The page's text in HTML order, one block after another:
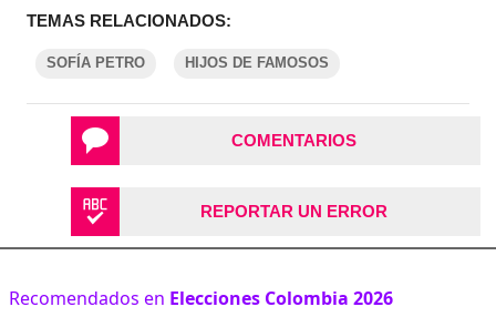
TEMAS RELACIONADOS:
SOFÍA PETRO HIJOS DE FAMOSOS
COMENTARIOS
REPORTAR UN ERROR
Recomendados en Elecciones Colombia 2026